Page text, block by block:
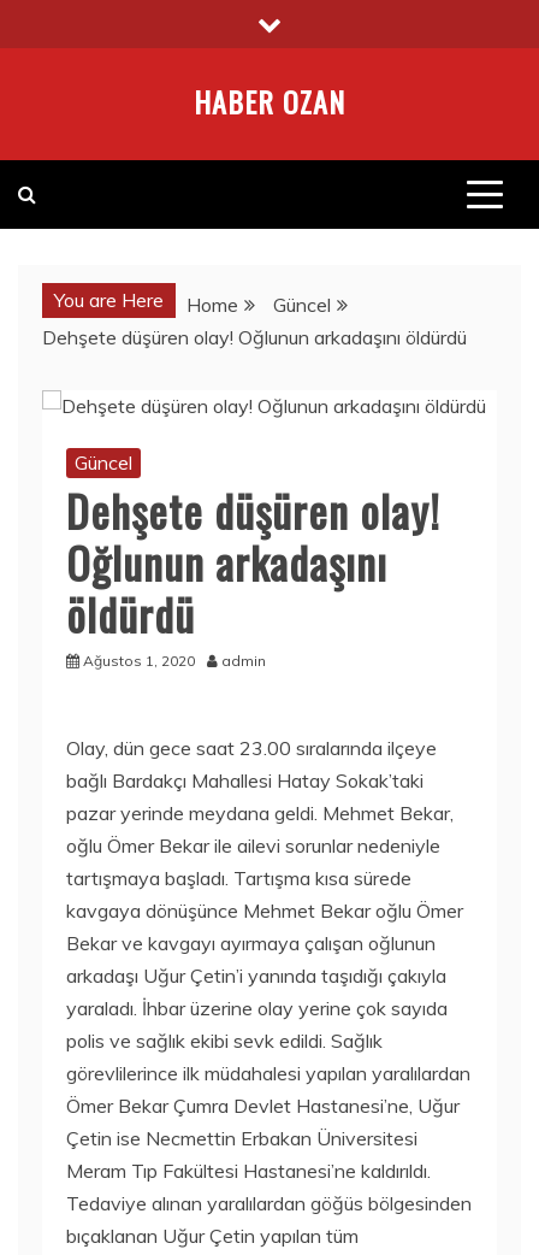
to
HABER OZAN
You are Here Home
Güncel
Dehşete düşüren olay! Oğlunun arkadaşını öldürdü
Güncel
Dehşete düşüren olay!
Oğlunun arkadaşını
öldürdü
Ağustos 1, 2020 admin
Olay, dün gece saat 23.00 sıralarında ilçeye
bağlı Bardakçı Mahallesi Hatay Sokak’taki
pazar yerinde meydana geldi. Mehmet Bekar,
oğlu Ömer Bekar ile ailevi sorunlar nedeniyle
tartışmaya başladı. Tartışma kısa sürede
kavgaya dönüşünce Mehmet Bekar oğlu Ömer
Bekar ve kavgayı ayırmaya çalışan oğlunun
arkadaşı Uğur Çetin’i yanında taşıdığı çakıyla
yaraladı. İhbar üzerine olay yerine çok sayıda
polis ve sağlık ekibi sevk edildi. Sağlık
görevlilerince ilk müdahalesi yapılan yaralılardan
Ömer Bekar Çumra Devlet Hastanesi’ne, Uğur
Çetin ise Necmettin Erbakan Üniversitesi
Meram Tıp Fakültesi Hastanesi’ne kaldırıldı.
Tedaviye alınan yaralılardan göğüs bölgesinden
bıçaklanan Uğur Çetin yapılan tüm